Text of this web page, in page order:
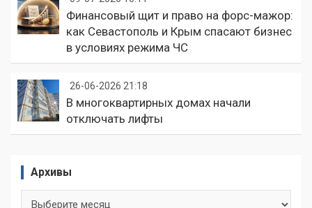
Финансовый щит и право на форс-мажор:
как Севастополь и Крым спасают бизнес
в условиях режима ЧС
26-06-2026 21:18
В многоквартирных домах начали
отключать лифты
Архивы